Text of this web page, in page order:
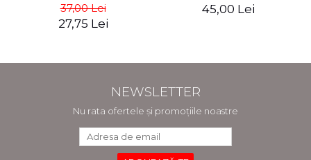
37,00 Lei
27,75 Lei
45,00 Lei
NEWSLETTER
Nu rata ofertele și promoțiile noastre